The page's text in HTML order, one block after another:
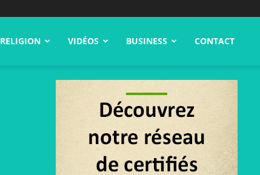
RELIGION VIDÉOS BUSINESS CONTACT